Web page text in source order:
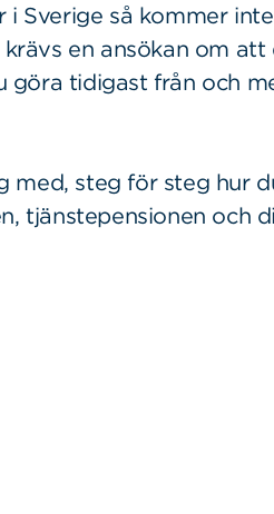
i Sverige så kommer inte
en ansökan om att
göra tidigast från och
med, steg för steg hur
tjänstepensionen och